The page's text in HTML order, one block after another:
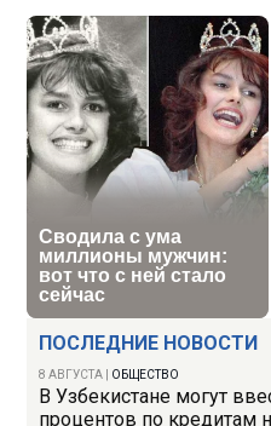
ПОСЛЕДНИЕ НОВОСТИ
8 АВГУСТА ОБЩЕСТВО
В Узбекистане могут
процентов по кредитам